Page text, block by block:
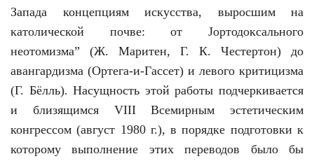
Запада концепциям искусства, выросшим на
католической почве: от Јортодоксального
неотомизма” (Ж. Маритен, Г. К. Честертон) до
авангардизма (Ортега-и-Гассет) и левого критицизма
(Г. Бёлль). Насущность этой работы подчеркивается
и близящимся VIII Всемирным эстетическим
конгрессом (август 1980 г.), в порядке подготовки к
которому выполнение этих переводов было бы